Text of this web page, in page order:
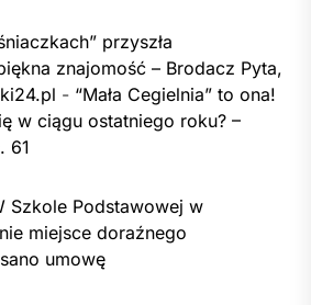
przyszła
znajomość – Brodacz Pyta,
- “Mała Cegielnia” to ona!
w ciągu ostatniego roku? –
61
Szkole Podstawowej w
miejsce doraźnego
umowę